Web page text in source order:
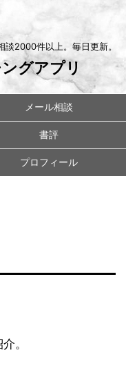
2000件以上。毎日更新。
グアプリ
メール相談
書評
プロフィール
。